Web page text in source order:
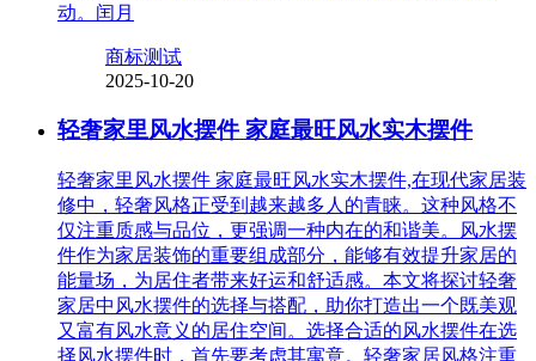
动。闰月
商标测试
2025-10-20
轻奢家里风水摆件 家庭最旺风水实木摆件
轻奢家里风水摆件 家庭最旺风水实木摆件,在现代家居装
修中，轻奢风格正受到越来越多人的青睐。这种风格不
仅注重质感与品位，更强调一种内在的和谐美。风水摆
件作为家居装饰的重要组成部分，能够有效提升家居的
能量场，为居住者带来好运和舒适感。本文将探讨轻奢
家居中风水摆件的选择与搭配，助你打造出一个既美观
又富有风水意义的居住空间。选择合适的风水摆件在选
择风水摆件时，首先要考虑其寓意。轻奢家居风格注重